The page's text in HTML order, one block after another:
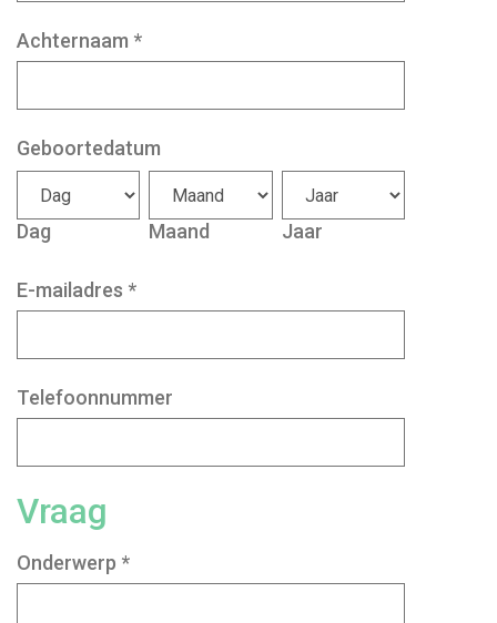
Achternaam *
Geboortedatum
Dag Maand Jaar
E-mailadres *
Telefoonnummer
Vraag
Onderwerp *